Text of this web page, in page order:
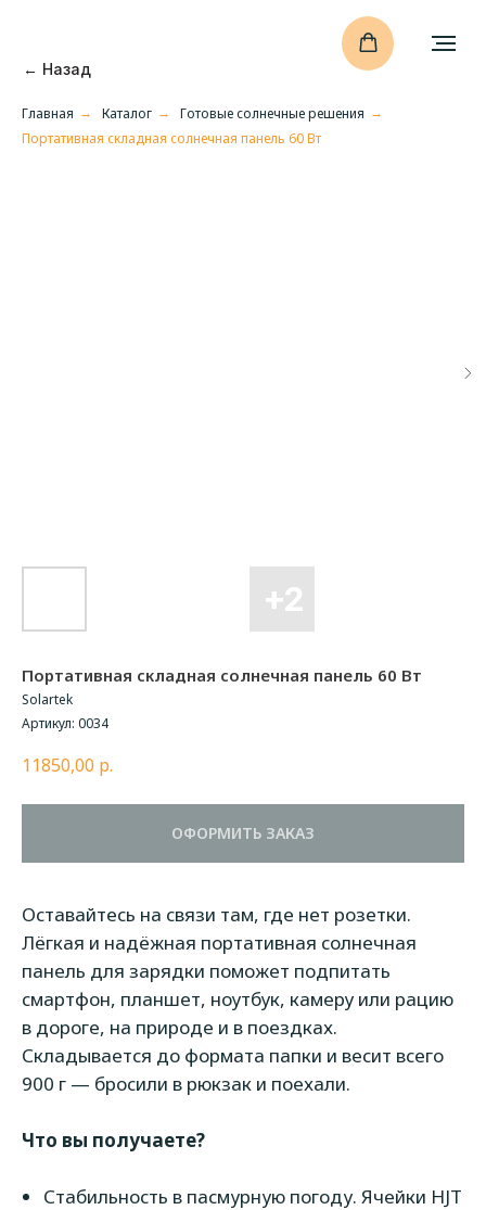
← Назад
Главная → Каталог → Готовые солнечные решения →
Портативная складная солнечная панель 60 Вт
Портативная складная солнечная панель 60 Вт
Solartek
Артикул: 0034
11850,00 р.
ОФОРМИТЬ ЗАКАЗ
Оставайтесь на связи там, где нет розетки.
Лёгкая и надёжная портативная солнечная
панель для зарядки поможет подпитать
смартфон, планшет, ноутбук, камеру или рацию
в дороге, на природе и в поездках.
Складывается до формата папки и весит всего
900 г — бросили в рюкзак и поехали.
Что вы получаете?
Стабильность в пасмурную погоду. Ячейки HJT